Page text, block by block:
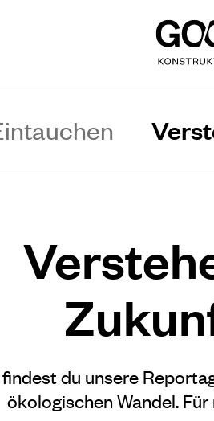
du unsere
ökologischen Wandel.